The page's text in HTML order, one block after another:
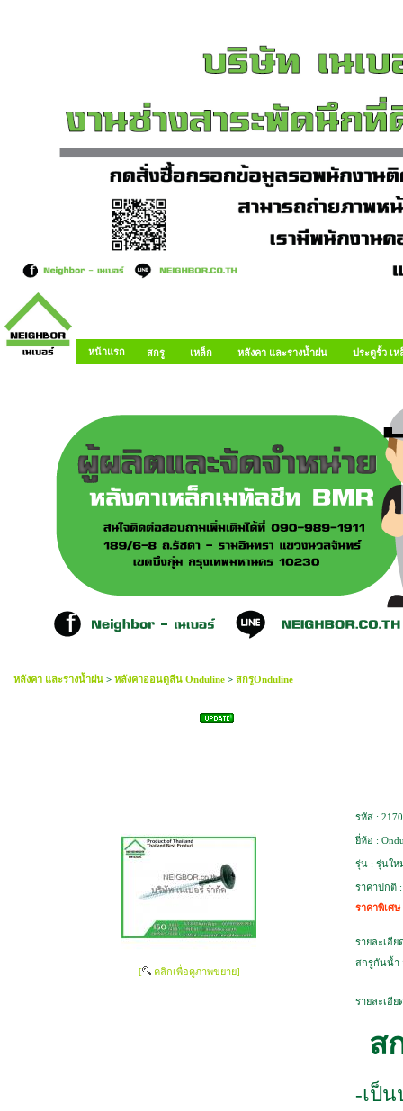
หน้าแรก สกรู เหล็ก หลังคา และรางน้ำฝน ประตูรั้ว เ
หลังคา และรางน้ำฝน > หลังคาออนดูลีน Onduline > สกรูOnduline
[ คลิกเพื่อดูภาพขยาย]
รหัส :
ยี่ห้อ :
รุ่น : รุ่นให
ราคาปกติ
ราคาพิเศ
รายละเอีย
สกรูกันน้ำ
รายละเอีย
ส
-เป็น